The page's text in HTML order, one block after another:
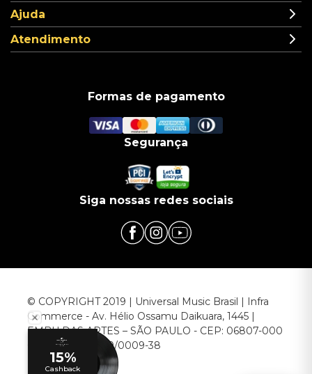
Ajuda
Atendimento
Formas de pagamento
Segurança
Siga nossas redes sociais
© COPYRIGHT 2019 | Universal Music Brasil | Infra
Commerce - Av. Hélio Ossamu Daikuara, 1445 |
EMBU DAS ARTES – SÃO PAULO - CEP: 06807-000
CNPJ: 00.952.789/0009-38